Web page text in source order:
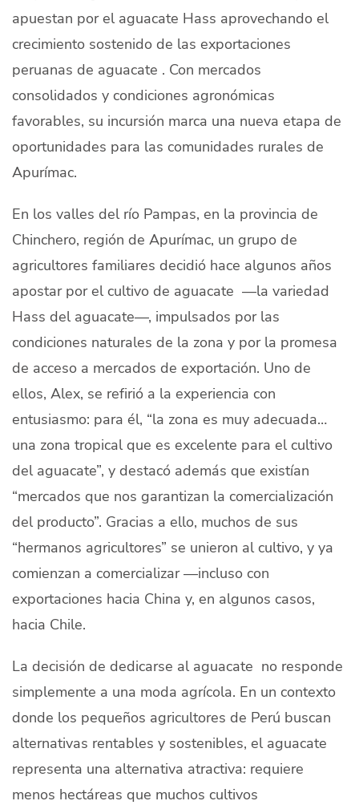
Quiénes Somos
Productores
Mercados
Contacto
modo claro Español
apuestan por el aguacate Hass aprovechando el
crecimiento sostenido de las exportaciones
peruanas de aguacate . Con mercados
consolidados y condiciones agronómicas
favorables, su incursión marca una nueva etapa de
oportunidades para las comunidades rurales de
Apurímac.
En los valles del río Pampas, en la provincia de
Chinchero, región de Apurímac, un grupo de
agricultores familiares decidió hace algunos años
apostar por el cultivo de aguacate —la variedad
Hass del aguacate—, impulsados por las
condiciones naturales de la zona y por la promesa
de acceso a mercados de exportación. Uno de
ellos, Alex, se refirió a la experiencia con
entusiasmo: para él, “la zona es muy adecuada…
una zona tropical que es excelente para el cultivo
del aguacate”, y destacó además que existían
“mercados que nos garantizan la comercialización
del producto”. Gracias a ello, muchos de sus
“hermanos agricultores” se unieron al cultivo, y ya
comienzan a comercializar —incluso con
exportaciones hacia China y, en algunos casos,
hacia Chile.
La decisión de dedicarse al aguacate no responde
simplemente a una moda agrícola. En un contexto
donde los pequeños agricultores de Perú buscan
alternativas rentables y sostenibles, el aguacate
representa una alternativa atractiva: requiere
menos hectáreas que muchos cultivos